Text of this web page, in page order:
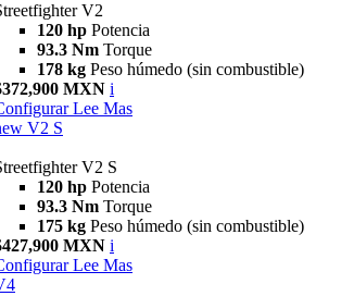
V2
120 hp Potencia
93.3 Nm Torque
178 kg Peso húmedo (sin combustible)
MXN i
Lee Mas
V2 S
V2 S
120 hp Potencia
93.3 Nm Torque
175 kg Peso húmedo (sin combustible)
MXN i
Lee Mas